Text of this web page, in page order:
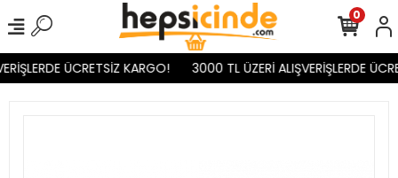
ÜCRETSİZ KARGO! 3000 TL ÜZERİ ALIŞVERİŞLERDE
0